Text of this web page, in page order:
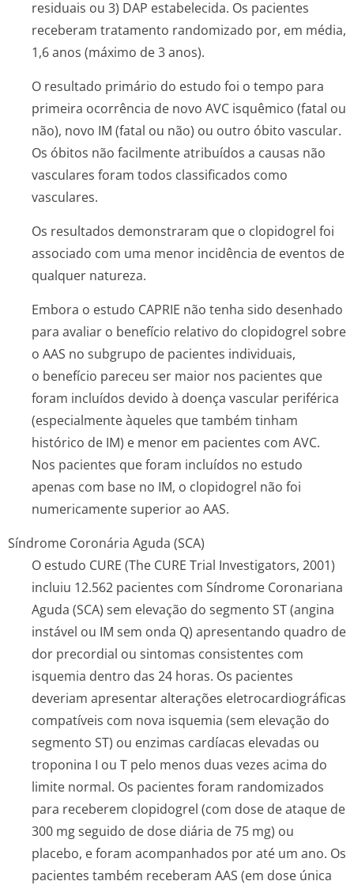
residuais ou 3) DAP estabelecida. Os pacientes
receberam tratamento randomizado por, em média,
1,6 anos (máximo de 3 anos).
O resultado primário do estudo foi o tempo para
primeira ocorrência de novo AVC isquêmico (fatal ou
não), novo IM (fatal ou não) ou outro óbito vascular.
Os óbitos não facilmente atribuídos a causas não
vasculares foram todos classificados como
vasculares.
Os resultados demonstraram que o clopidogrel foi
associado com uma menor incidência de eventos de
qualquer natureza.
Embora o estudo CAPRIE não tenha sido desenhado
para avaliar o benefício relativo do clopidogrel sobre
o AAS no subgrupo de pacientes individuais,
o benefício pareceu ser maior nos pacientes que
foram incluídos devido à doença vascular periférica
(especialmente àqueles que também tinham
histórico de IM) e menor em pacientes com AVC.
Nos pacientes que foram incluídos no estudo
apenas com base no IM, o clopidogrel não foi
numericamente superior ao AAS.
Síndrome Coronária Aguda (SCA)
O estudo CURE (The CURE Trial Investigators, 2001)
incluiu 12.562 pacientes com Síndrome Coronariana
Aguda (SCA) sem elevação do segmento ST (angina
instável ou IM sem onda Q) apresentando quadro de
dor precordial ou sintomas consistentes com
isquemia dentro das 24 horas. Os pacientes
deveriam apresentar alterações eletrocardiográ­ficas
compatíveis com nova isquemia (sem elevação do
segmento ST) ou enzimas cardíacas elevadas ou
troponina I ou T pelo menos duas vezes acima do
limite normal. Os pacientes foram randomizados
para receberem clopidogrel (com dose de ataque de
300 mg seguido de dose diária de 75 mg) ou
placebo, e foram acompanhados por até um ano. Os
pacientes também receberam AAS (em dose única